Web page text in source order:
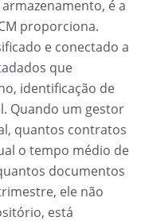
é a
proporciona.
e conectado a
que
identificação de
Quando um gestor
quantos contratos
o tempo médio de
documentos
ele não
está